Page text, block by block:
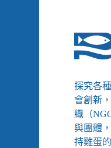
探究各
會創新
織（
與團體
持雞蛋